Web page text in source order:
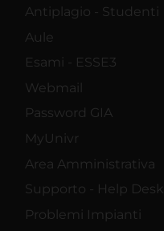
Antiplagio - Studenti
Aule
Esami - ESSE3
Webmail
Password GIA
MyUnivr
Area Amministrativa
Supporto - Help Desk
Problemi Impianti